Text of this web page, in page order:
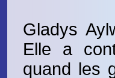
Gladys
Elle a
quand les